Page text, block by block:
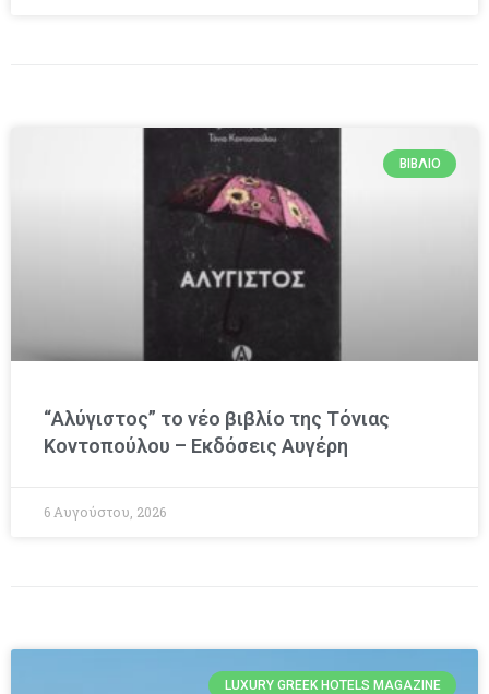
ΒΙΒΛΊΟ
“Αλύγιστος” το νέο βιβλίο της Τόνιας
Κοντοπούλου – Εκδόσεις Αυγέρη
6 Αυγούστου, 2026
LUXURY GREEK HOTELS MAGAZINE